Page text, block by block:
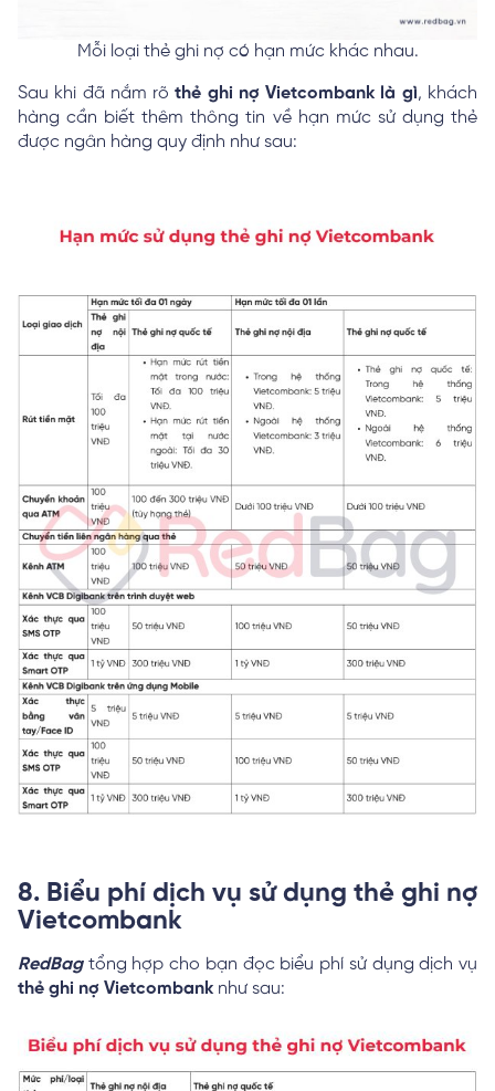
Mỗi loại thẻ ghi nợ có hạn mức khác nhau.
Sau khi đã nắm rõthẻ ghi nợ Vietcombank là gì, khách
hàng cần biết thêm thông tin về hạn mức sử dụng thẻ
được ngân hàng quy định như sau:
8. Biểu phí dịch vụ sử dụng thẻ ghi nợ
Vietcombank
RedBagtổng hợp cho bạn đọc biểu phí sử dụng dịch vụ
thẻ ghi nợ Vietcombank như sau: